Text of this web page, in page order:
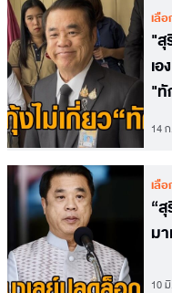
เลื
"สุ
เ
"
14
เลื
“
ม
10